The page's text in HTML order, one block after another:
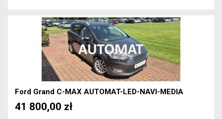
Ford Grand C-MAX AUTOMAT-LED-NAVI-MEDIA
41 800,00 zł